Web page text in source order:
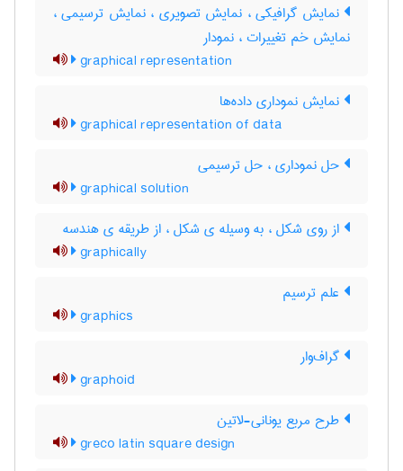
نمایش گرافیکی ، نمایش تصویری ، نمایش ترسیمی ،
نمایش خم تغییرات ، نمودار
graphical representation
نمایش نموداری داده‌ها
graphical representation of data
حل نموداری ، حل ترسیمی
graphical solution
از روی شکل ، به وسیله ی شکل ، از طریقه ی هندسه
graphically
علم ترسیم
graphics
گراف‌وار
graphoid
طرح مربع یونانی-لاتین
greco latin square design